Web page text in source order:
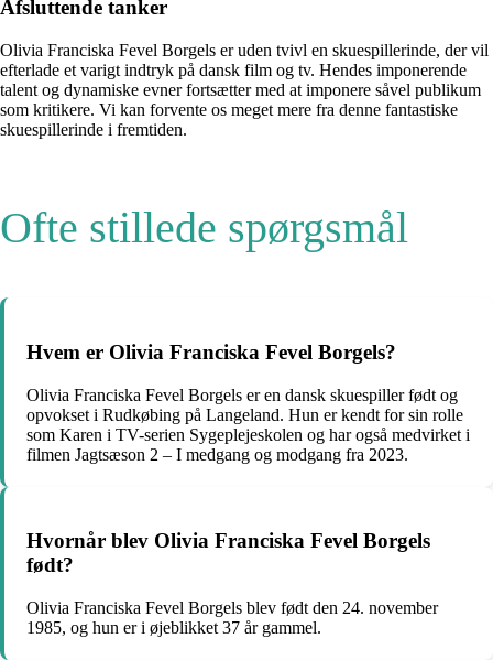
Afsluttende tanker
Olivia Franciska Fevel Borgels er uden tvivl en skuespillerinde, der vil
efterlade et varigt indtryk på dansk film og tv. Hendes imponerende
talent og dynamiske evner fortsætter med at imponere såvel publikum
som kritikere. Vi kan forvente os meget mere fra denne fantastiske
skuespillerinde i fremtiden.
Ofte stillede spørgsmål
Hvem er Olivia Franciska Fevel Borgels?
Olivia Franciska Fevel Borgels er en dansk skuespiller født og
opvokset i Rudkøbing på Langeland. Hun er kendt for sin rolle
som Karen i TV-serien Sygeplejeskolen og har også medvirket i
filmen Jagtsæson 2 – I medgang og modgang fra 2023.
Hvornår blev Olivia Franciska Fevel Borgels
født?
Olivia Franciska Fevel Borgels blev født den 24. november
1985, og hun er i øjeblikket 37 år gammel.